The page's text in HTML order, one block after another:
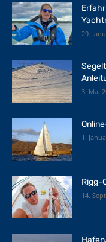
29.
3. Mai
1.
Rigg-
14.